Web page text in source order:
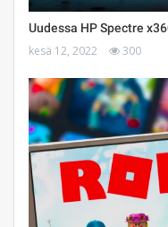
Uudessa HP Spectre
kesä 12, 2022 300